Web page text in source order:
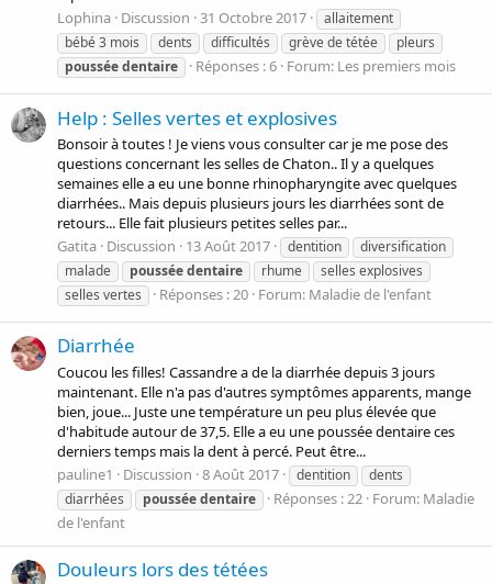
Lophina Discussion 31 Octobre 2017
allaitement
bébé 3 mois
dents difficultés grève de tétée
pleurs
pousséedentaire Réponses : 6 Forum: Les premiers mois
Help : Selles vertes et explosives
Bonsoir à toutes ! Je viens vous consulter car je me pose des
questions concernant les selles de Chaton.. Il y a quelques
semaines elle a eu une bonne rhinopharyngite avec quelques
diarrhées.. Mais depuis plusieurs jours les diarrhées sont de
retours... Elle fait plusieurs petites selles par...
Gatita Discussion 13 Août 2017 dentition
diversification
malade
pousséedentaire rhume
selles explosives
selles vertes
Réponses : 20 Forum: Maladie de l'enfant
Diarrhée
Coucou les filles! Cassandre a de la diarrhée depuis 3 jours
maintenant. Elle n'a pas d'autres symptômes apparents, mange
bien, joue... Juste une température un peu plus élevée que
d'habitude autour de 37,5. Elle a eu une poussée dentaire ces
derniers temps mais la dent à percé. Peut être...
pauline1
Discussion 8 Août 2017 dentition
dents
diarrhées
pousséedentaire Réponses : 22 Forum: Maladie
de l'enfant
Douleurs lors des tétées